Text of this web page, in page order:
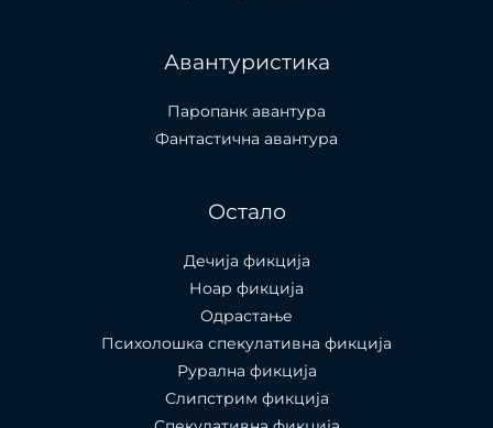
Авантуристика
Паропанк авантура
Фантастична авантура
Остало
Дечија фикција
Ноар фикција
Одрастање
Психолошка спекулативна фикција
Рурална фикција
Слипстрим фикција